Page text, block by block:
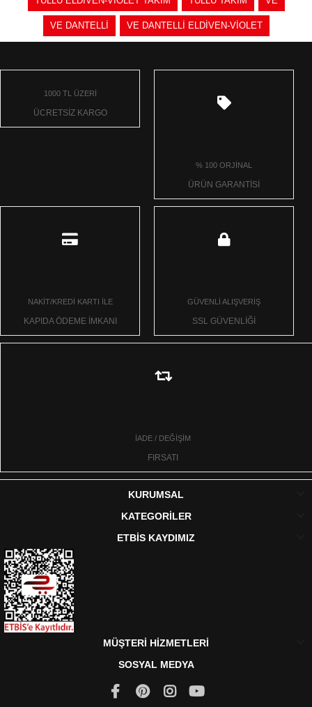
VE DANTELLİ VE DANTELLİ ELDİVEN-VİOLET
1000 TL ÜZERİ
ÜCRETSİZ KARGO
% 100 ORJİNAL
ÜRÜN GARANTİSİ
NAKİT/KREDİ KARTI İLE
KAPIDA ÖDEME İMKANI
GÜVENLİ ALIŞVERİŞ
SSL GÜVENLİĞİ
İADE / DEĞİŞİM
FIRSATI
KURUMSAL
KATEGORİLER
ETBİS KAYDIMIZ
MÜŞTERİ HİZMETLERİ
SOSYAL MEDYA